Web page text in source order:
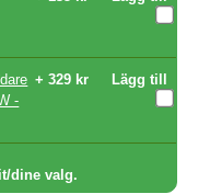
-
+ 329 kr Lägg till
dine valg.